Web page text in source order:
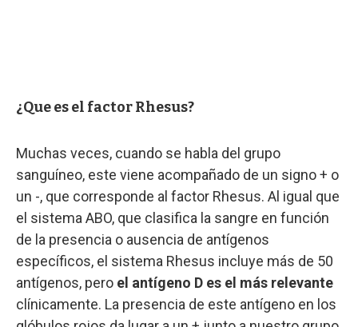
¿Que es el factor Rhesus?
Muchas veces, cuando se habla del grupo
sanguíneo, este viene acompañado de un signo + o
un -, que corresponde al factor Rhesus. Al igual que
el sistema ABO, que clasifica la sangre en función
de la presencia o ausencia de antígenos
específicos, el sistema Rhesus incluye más de 50
antígenos, pero el antígeno D es el más relevante
clínicamente. La presencia de este antígeno en los